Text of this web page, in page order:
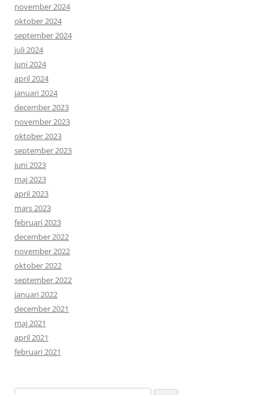
november 2024
oktober 2024
september 2024
juli 2024
juni 2024
april 2024
januari 2024
december 2023
november 2023
oktober 2023
september 2023
juni 2023
maj 2023
april 2023
mars 2023
februari 2023
december 2022
november 2022
oktober 2022
september 2022
januari 2022
december 2021
maj 2021
april 2021
februari 2021